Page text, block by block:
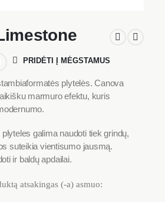
PRIDĖTI Į MĖGSTAMUS
plytelės. Canova
marmuro efektu, kuris
galima naudoti tiek grindų,
suteikia vientisumo jausmą.
ir baldų apdailai.
atsakingas (-a) asmuo: